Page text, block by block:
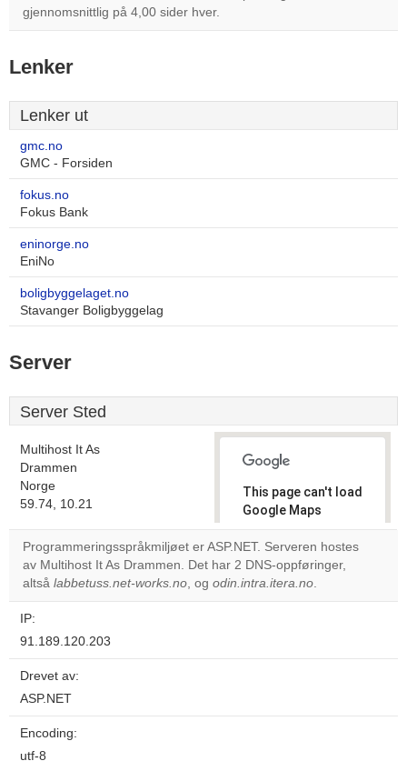
gjennomsnittlig på 4,00 sider hver.
Lenker
Lenker ut
gmc.no
GMC - Forsiden
fokus.no
Fokus Bank
eninorge.no
EniNo
boligbyggelaget.no
Stavanger Boligbyggelag
Server
Server Sted
Multihost It As
Drammen
Norge
59.74, 10.21
This page can't load
Google Maps
correctly.
Do you
own this
Programmeringsspråkmiljøet er ASP.NET. Serveren hostes
av Multihost It As Drammen. Det har 2 DNS-oppføringer,
altså labbetuss.net-works.no, og odin.intra.itera.no.
IP:
91.189.120.203
Drevet av:
ASP.NET
Encoding:
utf-8